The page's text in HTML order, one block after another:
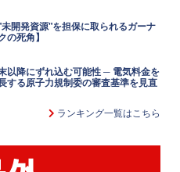
開発資源"を担保に取られるガーナ
の死角】
以降にずれ込む可能性 ─ 電気料金を
する原子力規制委の審査基準を見直
ランキング一覧はこちら